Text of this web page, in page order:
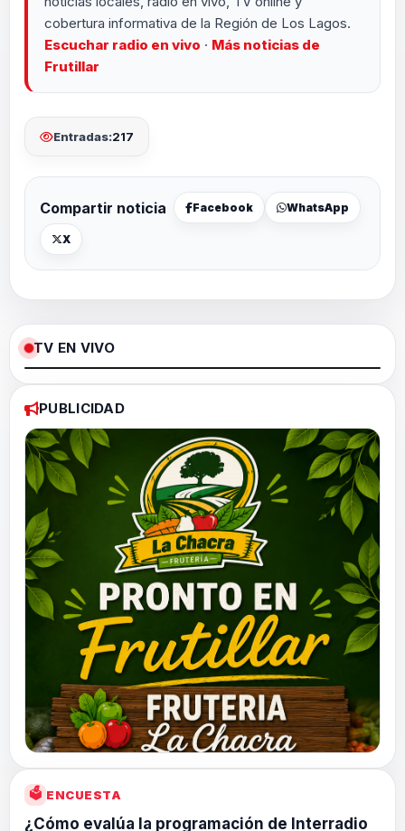
cobertura informativa de la Región de Los Lagos.
Escuchar radio en vivo · Más noticias de
Frutillar
Entradas:217
Compartir noticia Facebook WhatsApp
X
TV EN VIVO
0%
PUBLICIDAD
🗳 ENCUESTA
¿Cómo evalúa la programación de Interradio